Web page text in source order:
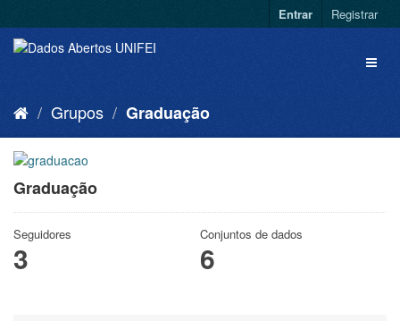
Entrar Registrar
Grupos Graduação
Graduação
Seguidores
3
Conjuntos de dados
6